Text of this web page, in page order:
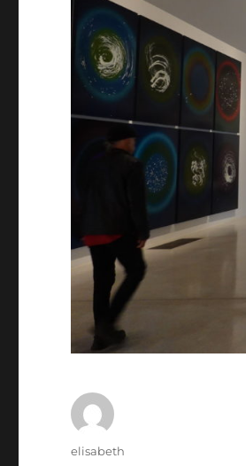
Auteur
elisabeth